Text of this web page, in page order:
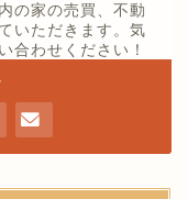
の家の売買、不動
いただきます。気
合わせください！